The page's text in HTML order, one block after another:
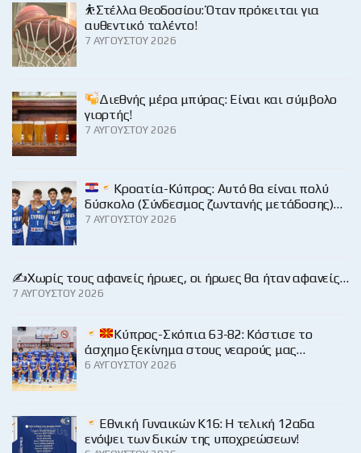
⛹️Στέλλα Θεοδοσίου: Όταν πρόκειται για
αυθεντικό ταλέντο!
7 ΑΥΓΟΎΣΤΟΥ 2026
Διεθνής μέρα μπύρας: Είναι και σύμβολο
γιορτής!
7 ΑΥΓΟΎΣΤΟΥ 2026
Κροατία-Κύπρος: Αυτό θα είναι πολύ
δύσκολο (Σύνδεσμος ζωντανής μετάδοσης)…
7 ΑΥΓΟΎΣΤΟΥ 2026
✍️Χωρίς τους αφανείς ήρωες, οι ήρωες θα ήταν αφανείς…
7 ΑΥΓΟΎΣΤΟΥ 2026
Κύπρος-Σκόπια 63-82: Κόστισε το
άσχημο ξεκίνημα στους νεαρούς μας…
6 ΑΥΓΟΎΣΤΟΥ 2026
Εθνική Γυναικών Κ16: Η τελική 12αδα
ενόψει των δικών της υποχρεώσεων!